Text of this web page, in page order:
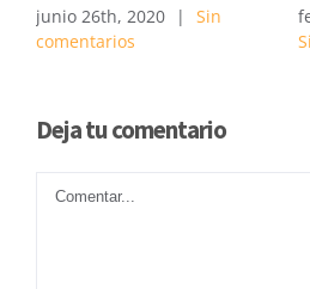
junio 26th, 2020 |
Sin
comentarios
Deja tu comentario
Comentar